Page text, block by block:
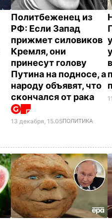
Политбеженец из
РФ: Если Запад
прижмет силовиков
Кремля, они
принесут голову
Путина на подносе, а
народу объявят, что
скончался от рака
13 декабря, 15.05ПОЛИТИКА